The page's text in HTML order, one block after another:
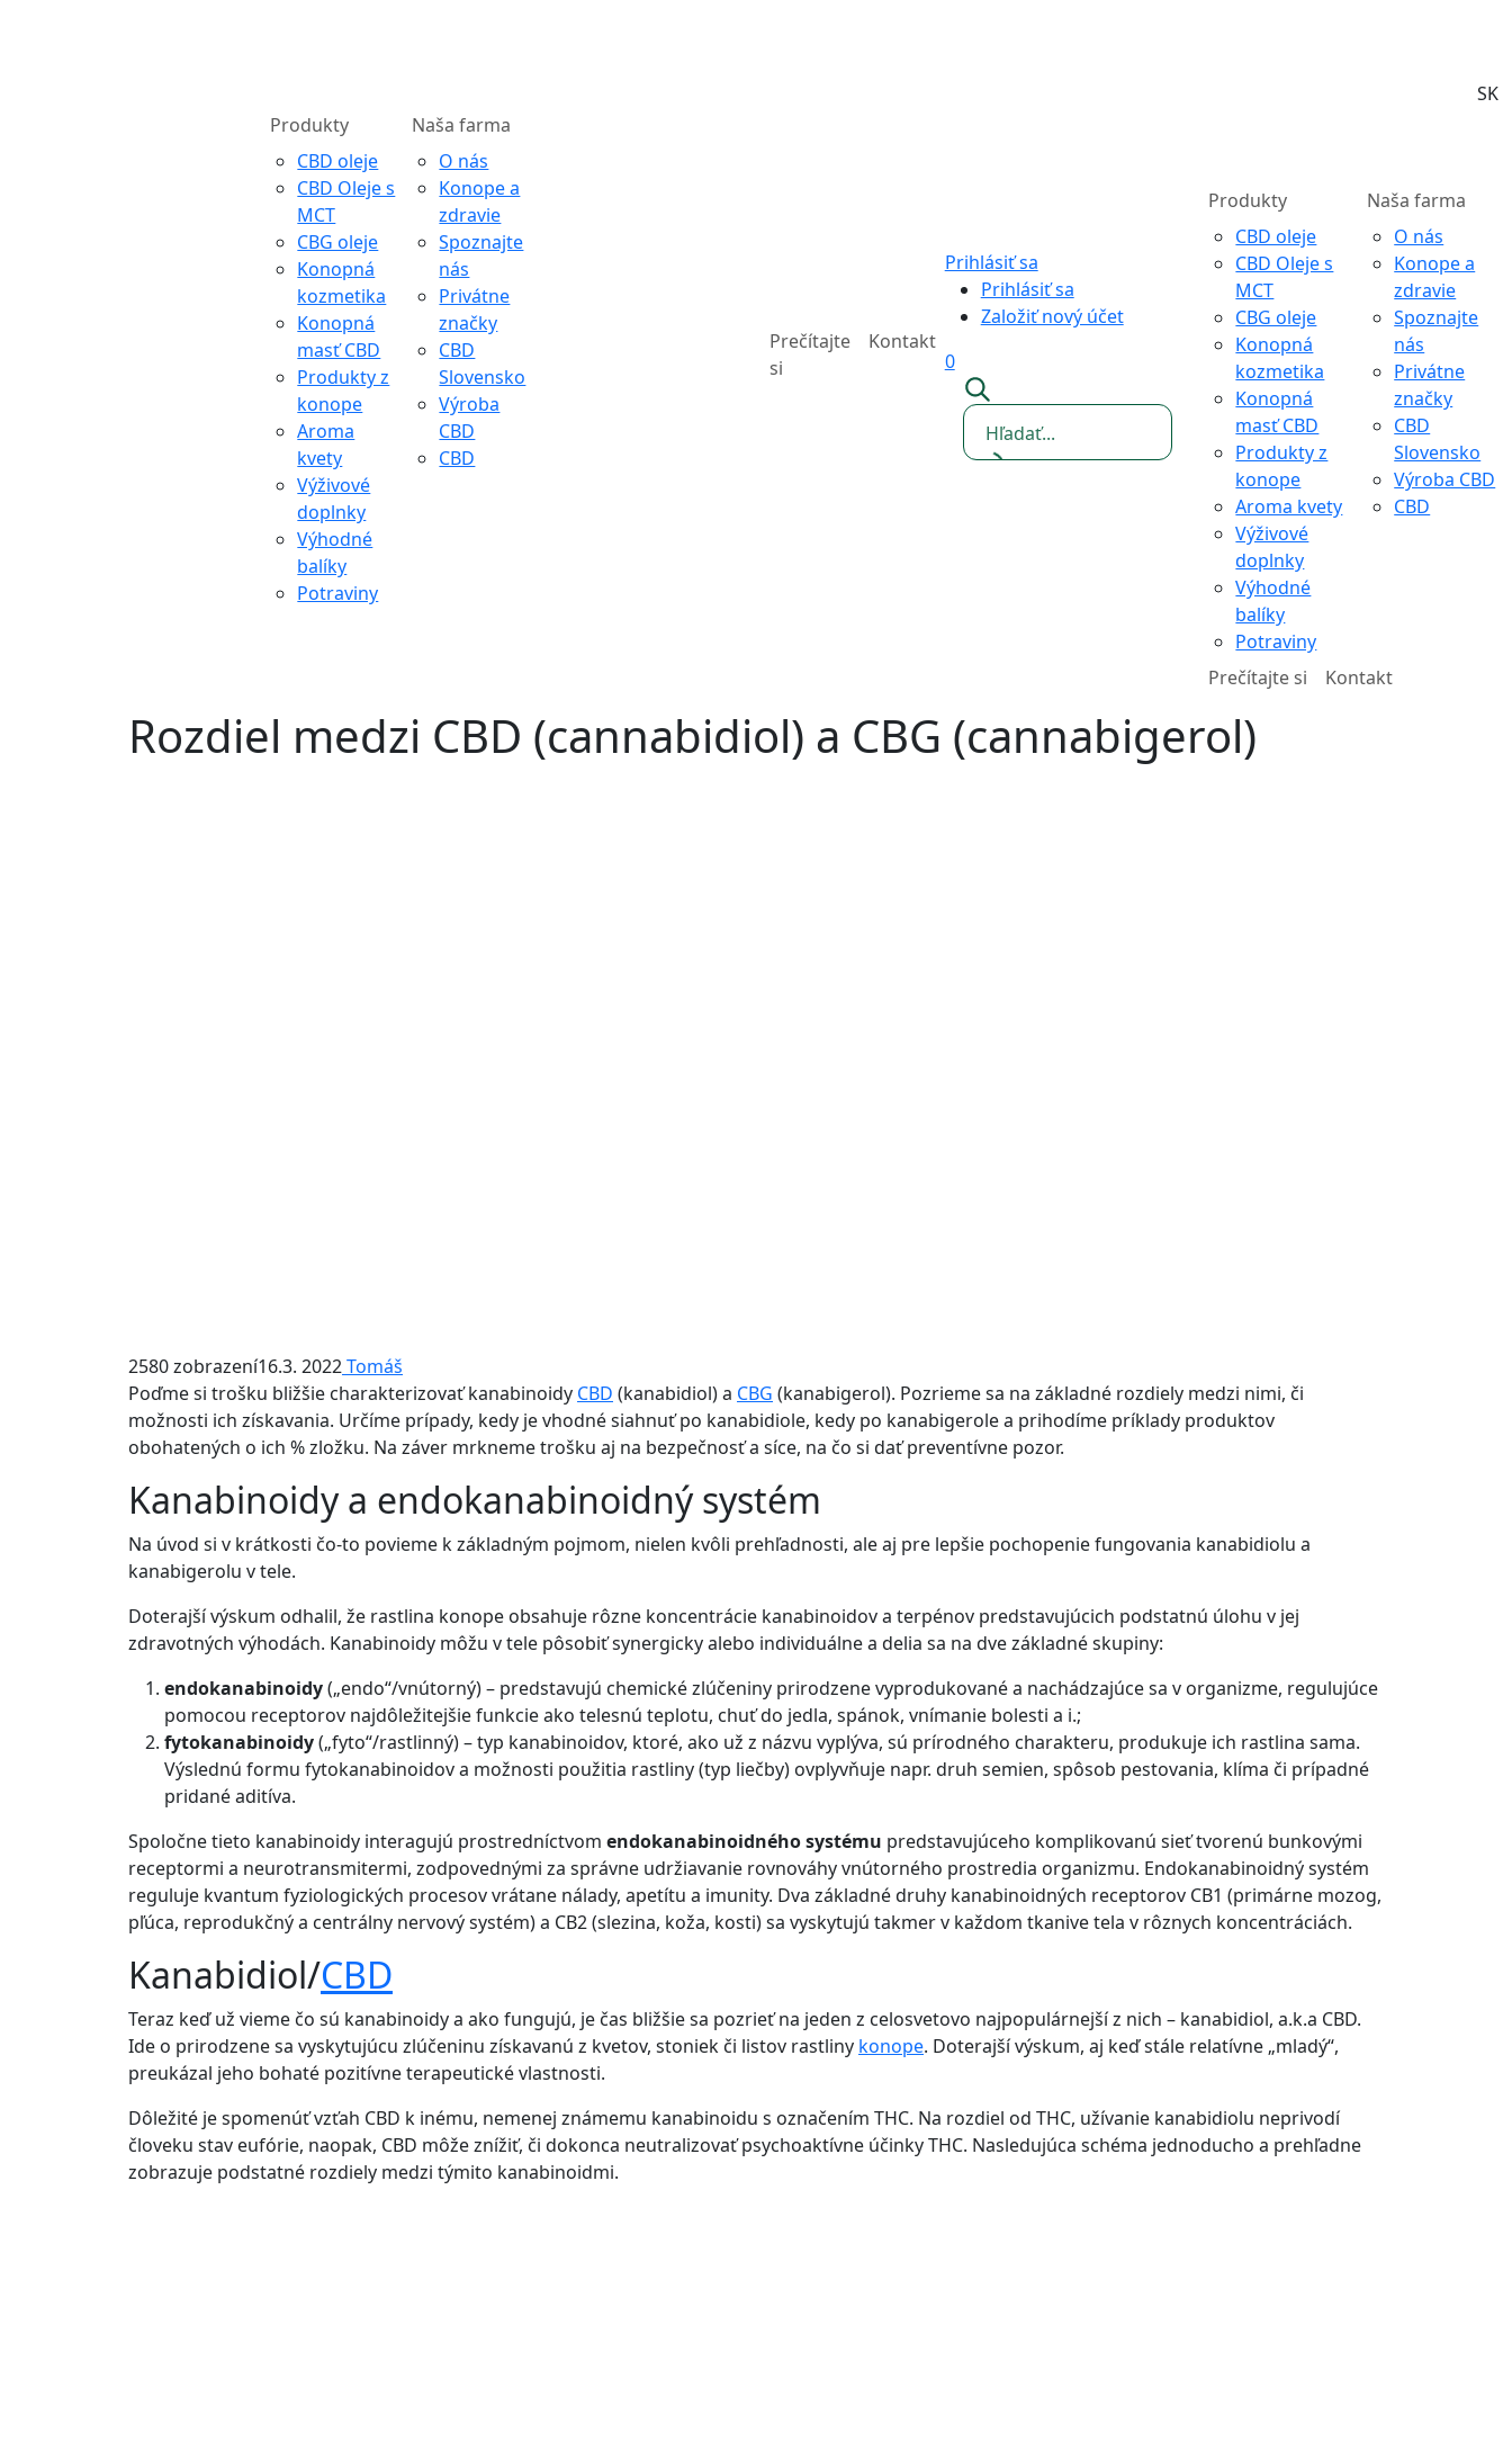
Produkty
CBD oleje
CBD Oleje s
MCT
CBG oleje
Konopná
kozmetika
Konopná
masť CBD
Produkty z
konope
Aroma
kvety
Výživové
doplnky
Výhodné
balíky
Potraviny
Naša farma
O nás
Konope a
zdravie
Spoznajte
nás
Privátne
značky
CBD
Slovensko
Výroba
CBD
CBD
Prečítajte
si
Kontakt
Prihlásiť sa
Prihlásiť sa
Založiť nový účet
0
SK
Produkty
CBD oleje
CBD Oleje s
MCT
CBG oleje
Konopná
kozmetika
Konopná
masť CBD
Produkty z
konope
Aroma kvety
Výživové
doplnky
Výhodné
balíky
Potraviny
Naša farma
O nás
Konope a
zdravie
Spoznajte
nás
Privátne
značky
CBD
Slovensko
Výroba CBD
CBD
Prečítajte si Kontakt
Rozdiel medzi CBD (cannabidiol) a CBG (cannabigerol)
2580 zobrazení16.3. 2022Tomáš
Poďme si trošku bližšie charakterizovať kanabinoidy CBD (kanabidiol) a CBG (kanabigerol). Pozrieme sa na základné rozdiely medzi nimi, či
možnosti ich získavania. Určíme prípady, kedy je vhodné siahnuť po kanabidiole, kedy po kanabigerole a prihodíme príklady produktov
obohatených o ich % zložku. Na záver mrkneme trošku aj na bezpečnosť a síce, na čo si dať preventívne pozor.
Kanabinoidy a endokanabinoidný systém
Na úvod si v krátkosti čo-to povieme k základným pojmom, nielen kvôli prehľadnosti, ale aj pre lepšie pochopenie fungovania kanabidiolu a
kanabigerolu v tele.
Doterajší výskum odhalil, že rastlina konope obsahuje rôzne koncentrácie kanabinoidov a terpénov predstavujúcich podstatnú úlohu v jej
zdravotných výhodách. Kanabinoidy môžu v tele pôsobiť synergicky alebo individuálne a delia sa na dve základné skupiny:
endokanabinoidy(„endo“/vnútorný) – predstavujú chemické zlúčeniny prirodzene vyprodukované a nachádzajúce sa v organizme, regulujúce
pomocou receptorov najdôležitejšie funkcie ako telesnú teplotu, chuť do jedla, spánok, vnímanie bolesti a i.;
fytokanabinoidy(„fyto“/rastlinný) – typ kanabinoidov, ktoré, ako už z názvu vyplýva, sú prírodného charakteru, produkuje ich rastlina sama.
Výslednú formu fytokanabinoidov a možnosti použitia rastliny (typ liečby) ovplyvňuje napr. druh semien, spôsob pestovania, klíma či prípadné
pridané aditíva.
Spoločne tieto kanabinoidy interagujú prostredníctvom endokanabinoidného systému predstavujúceho komplikovanú sieť tvorenú bunkovými
receptormi a neurotransmitermi, zodpovednými za správne udržiavanie rovnováhy vnútorného prostredia organizmu. Endokanabinoidný systém
reguluje kvantum fyziologických procesov vrátane nálady, apetítu a imunity. Dva základné druhy kanabinoidných receptorov CB1 (primárne mozog,
pľúca, reprodukčný a centrálny nervový systém) a CB2 (slezina, koža, kosti) sa vyskytujú takmer v každom tkanive tela v rôznych koncentráciách.
Kanabidiol/CBD
Teraz keď už vieme čo sú kanabinoidy a ako fungujú, je čas bližšie sa pozrieť na jeden z celosvetovo najpopulárnejší z nich – kanabidiol, a.k.a CBD.
Ide o prirodzene sa vyskytujúcu zlúčeninu získavanú z kvetov, stoniek či listov rastliny konope. Doterajší výskum, aj keď stále relatívne „mladý“,
preukázal jeho bohaté pozitívne terapeutické vlastnosti.
Dôležité je spomenúť vzťah CBD k inému, nemenej známemu kanabinoidu s označením THC. Na rozdiel od THC, užívanie kanabidiolu neprivodí
človeku stav eufórie, naopak, CBD môže znížiť, či dokonca neutralizovať psychoaktívne účinky THC. Nasledujúca schéma jednoducho a prehľadne
zobrazuje podstatné rozdiely medzi týmito kanabinoidmi.